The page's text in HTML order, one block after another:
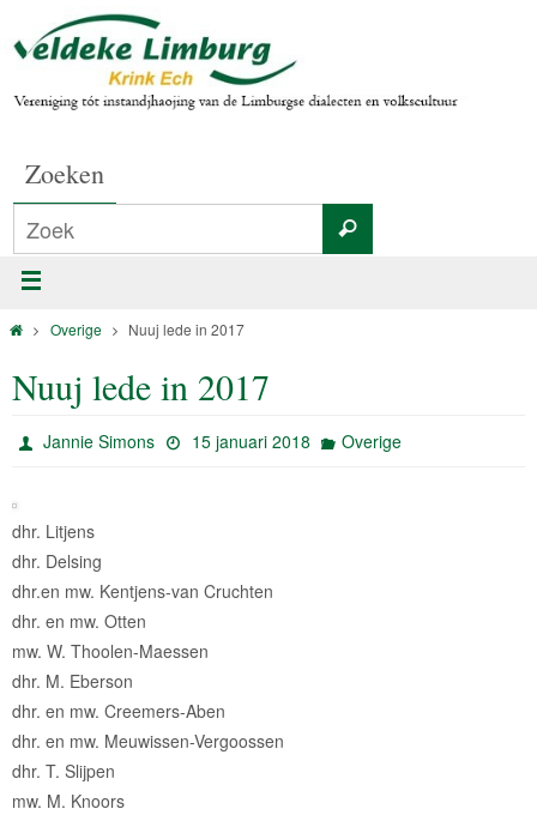
Zoeken
Overige Nuuj lede in 2017
Nuuj lede in 2017
Jannie Simons 15 januari 2018 Overige
dhr. Litjens
dhr. Delsing
dhr.en mw. Kentjens-van Cruchten
dhr. en mw. Otten
mw. W. Thoolen-Maessen
dhr. M. Eberson
dhr. en mw. Creemers-Aben
dhr. en mw. Meuwissen-Vergoossen
dhr. T. Slijpen
mw. M. Knoors